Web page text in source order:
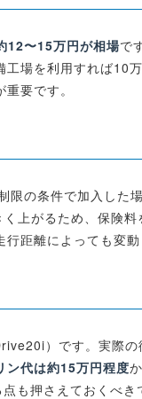
12〜15万円が相場で
場を利用すれば10
要です。
限の条件で加入した
上がるため、保険料
距離によっても変動
）です。実際
ン代は約15万円程度
も押さえておくべき